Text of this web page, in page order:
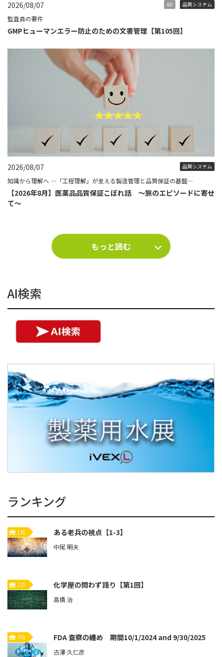
2026/08/07 AD 品質システム
監査員の要件
GMPヒューマンエラー防止のための文書管理【第105回】
2026/08/07 品質システム
知識から理解へ ―「工程理解」が支える製造管理と品質保証の基盤―
【2026年8月】医薬品品質保証こぼれ話 ～旅のエピソードに寄せ
て～
もっと読む
AI検索
ランキング
1位 ある老兵の視点【1-3】
中尾 明夫
2位 化学屋の問わず語り【第1回】
高橋 治
3位 FDA 査察の纏め 期間10/1/2024 and 9/30/2025
古澤 久仁彦